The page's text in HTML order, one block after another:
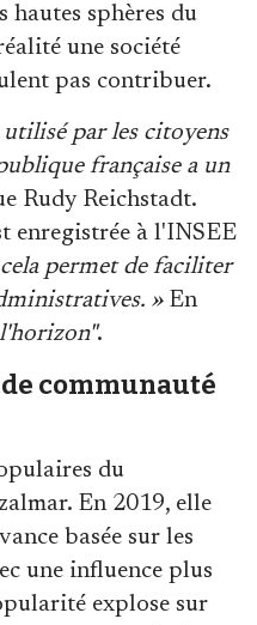
hautes sphères du
une société
pas contribuer.
par les citoyens
française a un
Rudy Reichstadt.
enregistrée à l'INSEE
permet de faciliter
»En
.
communauté
du
En 2019, elle
basée sur les
une influence plus
explose sur